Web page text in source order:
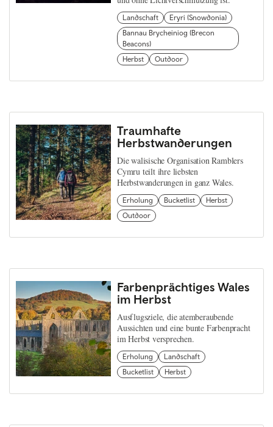
Landschaft
Eryri (Snowdonia)
Bannau Brycheiniog (Brecon
Beacons)
Herbst
Outdoor
Traumhafte
Herbstwanderungen
Die walisische Organisation Ramblers
Cymru teilt ihre liebsten
Herbstwanderungen in ganz Wales.
Erholung Bucketlist
Herbst
Outdoor
Farbenprächtiges Wales
im Herbst
Ausflugsziele, die atemberaubende
Aussichten und eine bunte Farbenpracht
im Herbst versprechen.
Erholung
Landschaft
Bucketlist
Herbst